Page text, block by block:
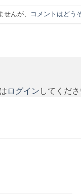
んが、 コメントはどう
ログイン してくださ